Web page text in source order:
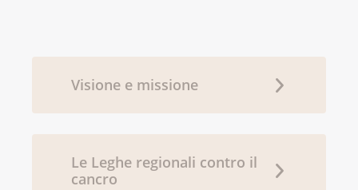
Visione e missione
Le Leghe regionali contro il
cancro